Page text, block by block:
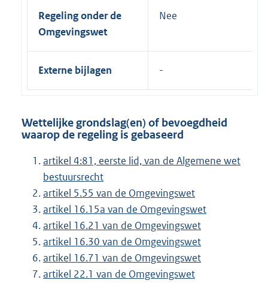
Regeling onder de
Omgevingswet
Nee
Externe bijlagen
Wettelijke grondslag(en) of bevoegdheid
waarop de regeling is gebaseerd
artikel 4:81, eerste lid, van de Algemene wet
bestuursrecht
artikel 5.55 van de Omgevingswet
artikel 16.15a van de Omgevingswet
artikel 16.21 van de Omgevingswet
artikel 16.30 van de Omgevingswet
artikel 16.71 van de Omgevingswet
artikel 22.1 van de Omgevingswet